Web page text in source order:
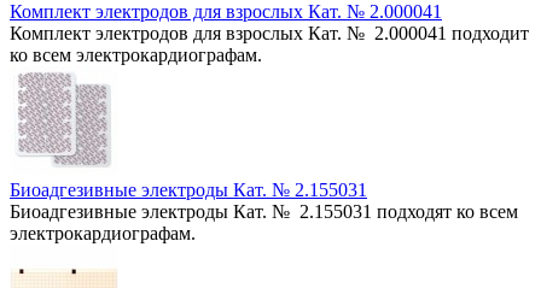
Комплект электродов для взрослых Кат. № 2.000041
Комплект электродов для взрослых Кат. № 2.000041 подходит
ко всем электрокардиографам.
Биоадгезивные электроды Кат. № 2.155031
Биоадгезивные электроды Кат. № 2.155031 подходят ко всем
электрокардиографам.